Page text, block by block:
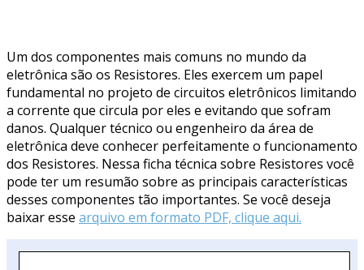
Um dos componentes mais comuns no mundo da
eletrônica são os Resistores. Eles exercem um papel
fundamental no projeto de circuitos eletrônicos limitando
a corrente que circula por eles e evitando que sofram
danos. Qualquer técnico ou engenheiro da área de
eletrônica deve conhecer perfeitamente o funcionamento
dos Resistores. Nessa ficha técnica sobre Resistores você
pode ter um resumão sobre as principais características
desses componentes tão importantes. Se você deseja
baixar esse arquivo em formato PDF, clique aqui.